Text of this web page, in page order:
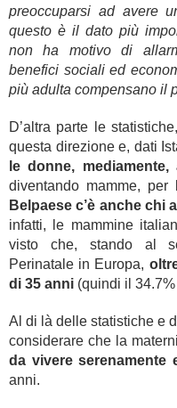
preoccuparsi ad avere
questo è il dato più
non ha motivo di
benefici sociali ed
più adulta compensano il
D’altra parte le
questa direzione e, dati
le donne,
diventando mamme, per
Belpaese c’è anche chi
infatti, le mammine
visto che, stando al
Perinatale in Europa,
di 35 anni (quindi il
Al di là delle statistiche e
considerare che la
da vivere serenamente
anni.